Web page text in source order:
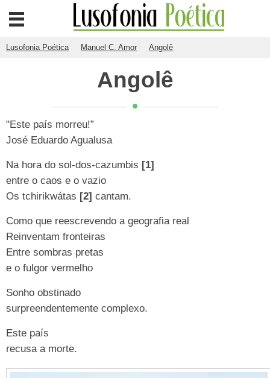
Lusofonia Poética Manuel C. Amor Angolê
Angolê
"Este país morreu!”
José Eduardo Agualusa
Na hora do sol-dos-cazumbis [1]
entre o caos e o vazio
Os tchirikwátas [2] cantam.
Como que reescrevendo a geografia real
Reinventam fronteiras
Entre sombras pretas
e o fulgor vermelho
Sonho obstinado
surpreendentemente complexo.
Este país
recusa a morte.